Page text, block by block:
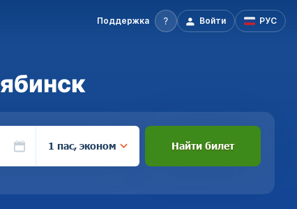
Поддержка Войти РУС
1 пас, эконом Найти билет